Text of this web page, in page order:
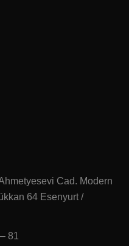
Cad. Modern
64 Esenyurt /
81